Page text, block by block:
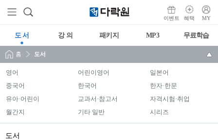
이벤트 혜택 MY
도 서 강 의 패키지 MP3 무료학습
홈 도서
영어 어린이영어
일본어
중국어
한국어
한자·한문
유아·어린이
교과서·참고서
자격시험·취업
월간지
기타 일반 시리즈
도서